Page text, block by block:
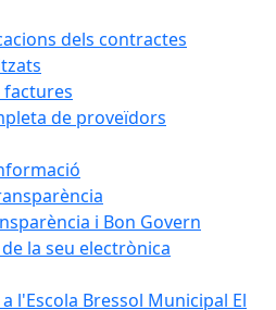
dels contractes
factures
de proveïdors
i Bon Govern
la seu electrònica
l'Escola Bressol Municipal El